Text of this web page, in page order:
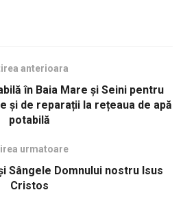
anterioara
în Baia Mare și Seini pentru
și de reparații la rețeaua de apă
potabilă
urmatoare
Sângele Domnului nostru Isus
Cristos